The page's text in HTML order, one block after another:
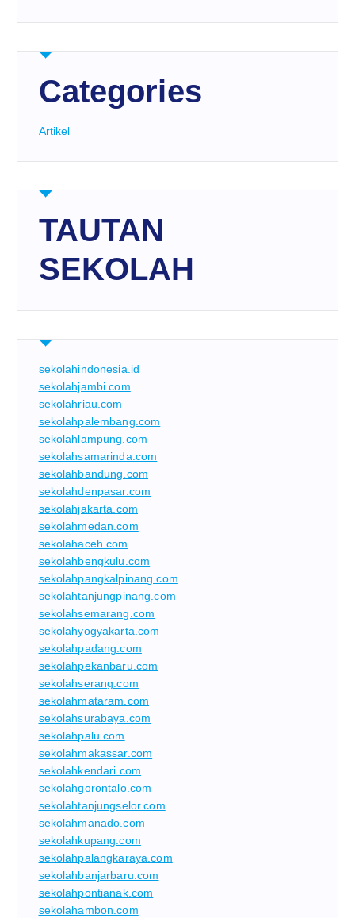
Categories
Artikel
TAUTAN
SEKOLAH
sekolahindonesia.id
sekolahjambi.com
sekolahriau.com
sekolahpalembang.com
sekolahlampung.com
sekolahsamarinda.com
sekolahbandung.com
sekolahdenpasar.com
sekolahjakarta.com
sekolahmedan.com
sekolahaceh.com
sekolahbengkulu.com
sekolahpangkalpinang.com
sekolahtanjungpinang.com
sekolahsemarang.com
sekolahyogyakarta.com
sekolahpadang.com
sekolahpekanbaru.com
sekolahserang.com
sekolahmataram.com
sekolahsurabaya.com
sekolahpalu.com
sekolahmakassar.com
sekolahkendari.com
sekolahgorontalo.com
sekolahtanjungselor.com
sekolahmanado.com
sekolahkupang.com
sekolahpalangkaraya.com
sekolahbanjarbaru.com
sekolahpontianak.com
sekolahambon.com